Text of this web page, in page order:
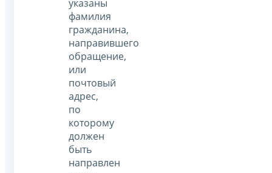
указаны
фамилия
гражданина,
направившего
обращение,
или
почтовый
адрес,
по
которому
должен
быть
направлен